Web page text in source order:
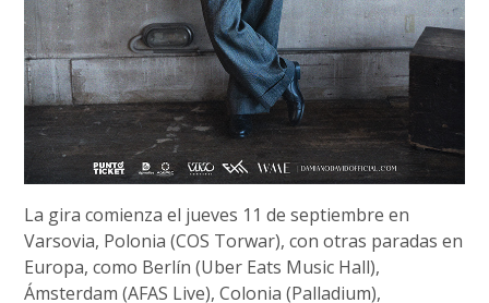
La gira comienza el jueves 11 de septiembre en
Varsovia, Polonia (COS Torwar), con otras paradas en
Europa, como Berlín (Uber Eats Music Hall),
Ámsterdam (AFAS Live), Colonia (Palladium),